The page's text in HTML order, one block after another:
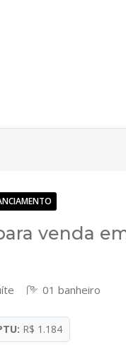
venda
01 banheiro
R$ 1.184